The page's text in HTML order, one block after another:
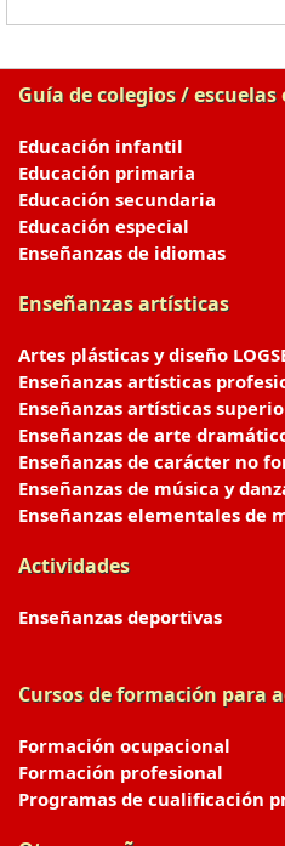
Guía de colegios / escuelas
Educación infantil
Educación primaria
Educación secundaria
Educación especial
Enseñanzas de idiomas
Enseñanzas artísticas
Artes plásticas y diseño
Enseñanzas artísticas
Enseñanzas artísticas
Enseñanzas de arte
Enseñanzas de carácter no
Enseñanzas de música y
Enseñanzas elementales de
Actividades
Enseñanzas deportivas
Cursos de formación para
Formación ocupacional
Formación profesional
Programas de cualificación